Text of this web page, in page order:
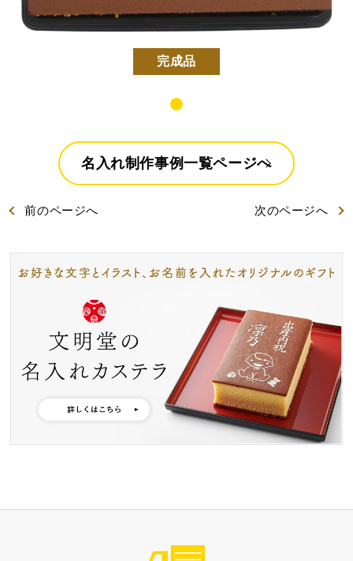
名入れカステラ
出産内祝カステラ 記念カステラ 長寿のお祝いカステラ
カステラ
特製ハニーカステラ極 浜松工場限定五三焼カ
ステラ
ハニーカステラ
（五三・ハニー・静岡
完成品
前のページへ
名入れ制作事例一覧ページへ
次のページへ